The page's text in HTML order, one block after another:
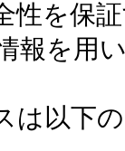
性を保
報を用
は以下